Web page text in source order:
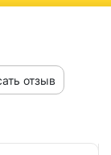
отзыв